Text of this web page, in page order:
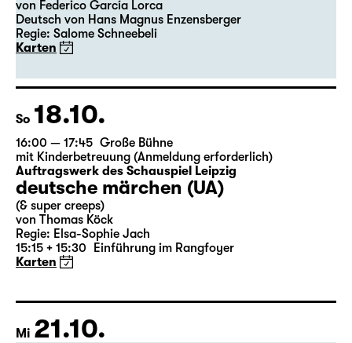
von Federico García Lorca
Deutsch von Hans Magnus Enzensberger
Regie: Salome Schneebeli
Karten
So 18.10.
16:00 — 17:45 Große Bühne
mit Kinderbetreuung (Anmeldung erforderlich)
Auftragswerk des Schauspiel Leipzig
deutsche märchen (UA)
(& super creeps)
von Thomas Köck
Regie: Elsa-Sophie Jach
15:15 + 15:30
Einführung im Rangfoyer
Karten
Mi 21.10.